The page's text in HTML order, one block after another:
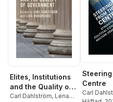
Elites, Institutions
and the Quality of
Government
Carl Dahlström, Lena
Centre
Carl